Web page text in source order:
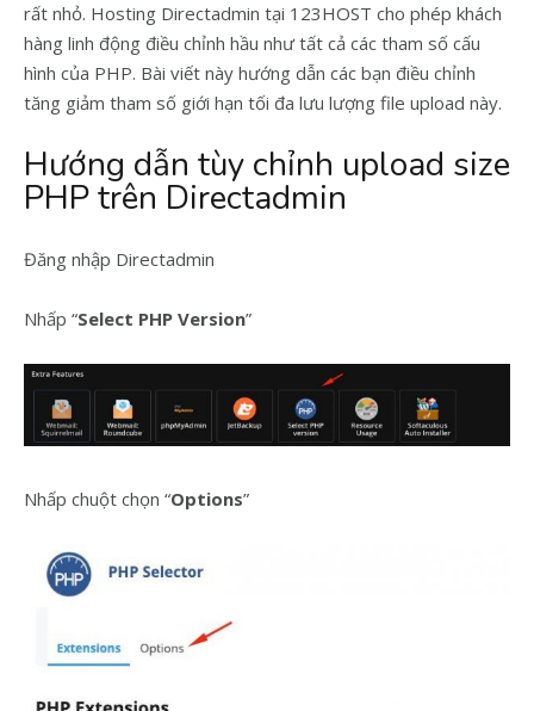
rất nhỏ. Hosting Directadmin tại 123HOST cho phép khách
hàng linh động điều chỉnh hầu như tất cả các tham số cấu
hình của PHP. Bài viết này hướng dẫn các bạn điều chỉnh
tăng giảm tham số giới hạn tối đa lưu lượng file upload này.
Hướng dẫn tùy chỉnh upload size
PHP trên Directadmin
Đăng nhập Directadmin
Nhấp “Select PHP Version”
Nhấp chuột chọn “Options”